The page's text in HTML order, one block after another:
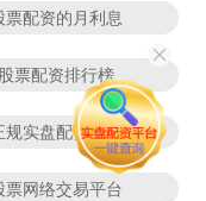
票配资的月利息
股票配资排行榜
规实盘配资平台
票网络交易平台